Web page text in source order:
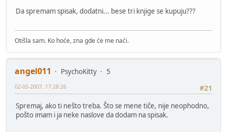
Da spremam spisak, dodatni... bese tri knjige se kupuju???
Otišla sam. Ko hoće, zna gde će me naći.
angel011 PsychoKitty
5
#21
02-05-2007, 17:28:26
Spremaj, ako ti nešto treba. Što se mene tiče, nije neophodno,
pošto imam i ja neke naslove da dodam na spisak.